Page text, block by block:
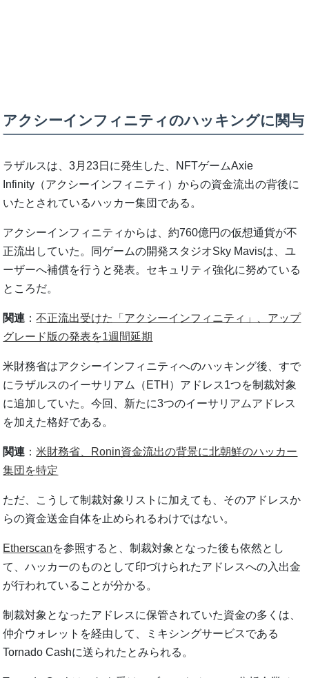
アクシーインフィニティのハッキングに関与
ラザルスは、3月23日に発生した、NFTゲームAxie
Infinity（アクシーインフィニティ）からの資金流出の背後に
いたとされているハッカー集団である。
アクシーインフィニティからは、約760億円の仮想通貨が不
正流出していた。同ゲームの開発スタジオSky Mavisは、ユ
ーザーへ補償を行うと発表。セキュリティ強化に努めている
ところだ。
関連 ：不正流出受けた「アクシーインフィニティ」、アップ
グレード版の発表を1週間延期
米財務省はアクシーインフィニティへのハッキング後、すで
にラザルスのイーサリアム（ETH）アドレス1つを制裁対象
に追加していた。今回、新たに3つのイーサリアムアドレス
を加えた格好である。
関連 ：米財務省、Ronin資金流出の背景に北朝鮮のハッカー
集団を特定
ただ、こうして制裁対象リストに加えても、そのアドレスか
らの資金送金自体を止められるわけではない。
Etherscanを参照すると、制裁対象となった後も依然とし
て、ハッカーのものとして印づけられたアドレスへの入出金
が行われていることが分かる。
制裁対象となったアドレスに保管されていた資金の多くは、
仲介ウォレットを経由して、ミキシングサービスである
Tornado Cashに送られたとみられる。